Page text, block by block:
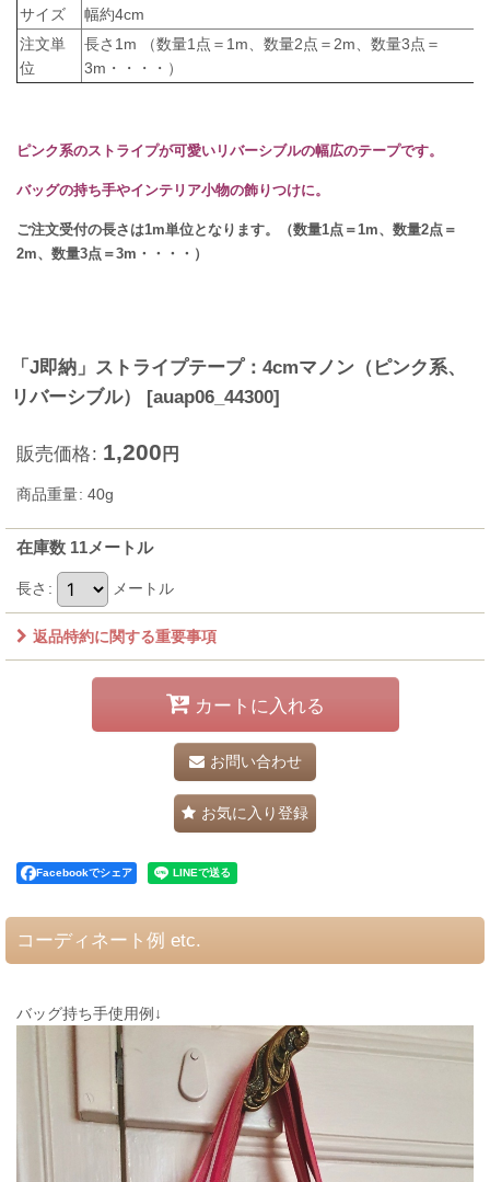
サイズ
幅約4cm
注文単
位
長さ1m （数量1点＝1m、数量2点＝2m、数量3点＝
3m・・・・）
ピンク系のストライプが可愛いリバーシブルの幅広のテープです。
バッグの持ち手やインテリア小物の飾りつけに。
ご注文受付の長さは1m単位となります。（数量1点＝1m、数量2点＝
2m、数量3点＝3m・・・・）
「J即納」ストライプテープ：4cmマノン（ピンク系、
リバーシブル）
[auap06_44300]
販売価格: 1,200 円
商品重量: 40g
在庫数 11メートル
長さ : メートル
返品特約に関する重要事項
カートに入れる
お問い合わせ
お気に入り登録
Facebookでシェア
コーディネート例 etc.
バッグ持ち手使用例↓